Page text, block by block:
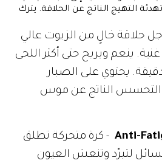
التهيج الناتج عن الحلاقة. يترك
جل حلاقة خالٍ من الزيوت عالي
غنية. ينعم ويريح حتى أكثر اللحى
يحتوي على الصبار
التحسس الناتج عن موس
Anti- - كرة متحركة تطلق
لتبرّد وتنعش العيون